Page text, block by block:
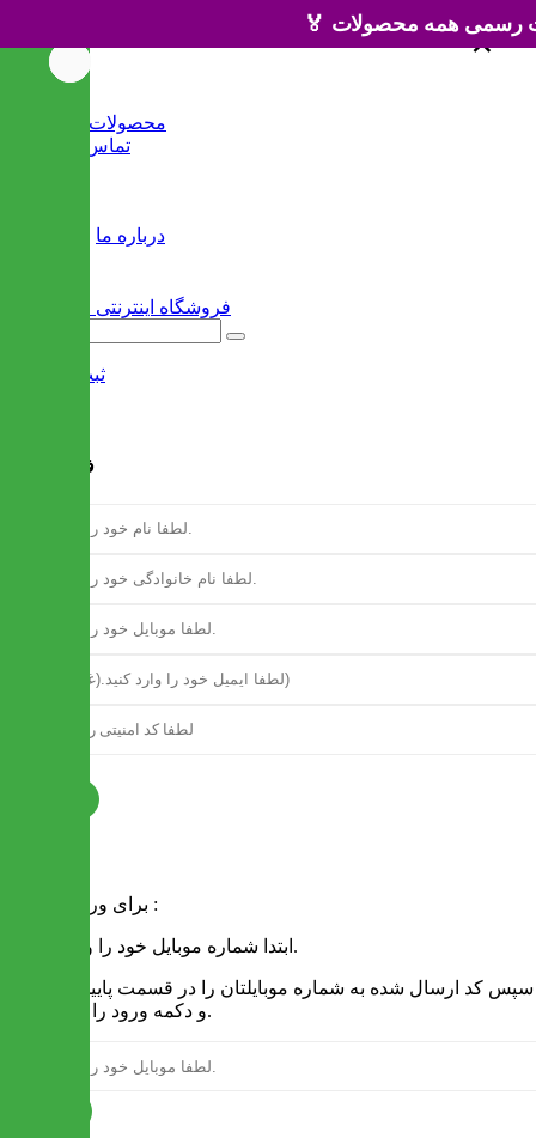
محصولات جدید
تماس با ما
درباره ما
ثبت نام
فرم ثبت نام
برای ورود به سایت :
1 - ابتدا شماره موبایل خود را وارد کنید.
و دکمه ورود را انتخاب کنید.
×
×